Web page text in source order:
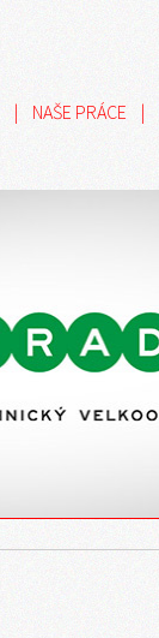
| NAŠE PRÁCE |